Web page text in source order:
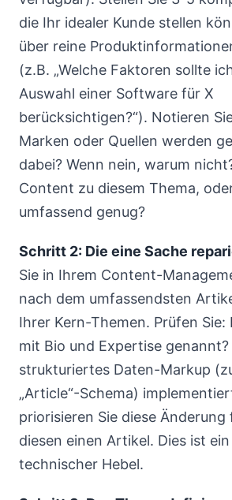
die Ihr idealer Kunde stellen
über reine
(z.B. „Welche Faktoren sollte
Auswahl einer Software für X
berücksichtigen?“). Notieren
Marken oder Quellen werden
dabei? Wenn nein, warum
Content zu diesem Thema,
umfassend genug?
Schritt 2: Die eine Sache
Sie in Ihrem Content-
nach dem umfassendsten
Ihrer Kern-Themen. Prüfen Sie:
mit Bio und Expertise genannt?
strukturiertes Daten-Markup
„Article“-Schema)
priorisieren Sie diese Änderung
diesen einen Artikel. Dies ist
technischer Hebel.